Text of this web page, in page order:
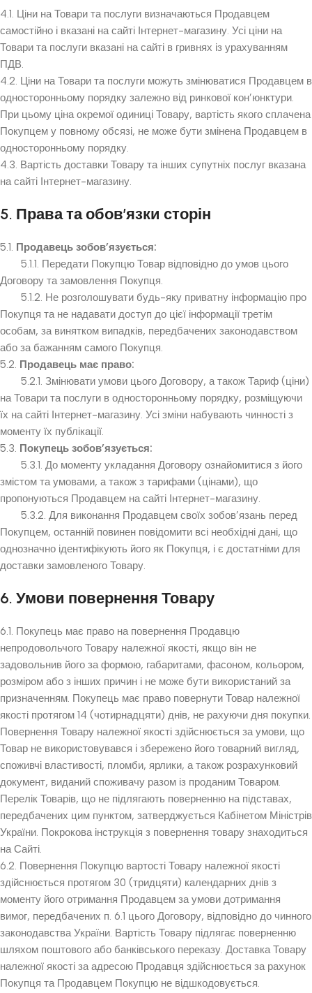
4.1. Ціни на Товари та послуги визначаються Продавцем
самостійно і вказані на сайті Інтернет-магазину. Усі ціни на
Товари та послуги вказані на сайті в гривнях із урахуванням
ПДВ.
4.2. Ціни на Товари та послуги можуть змінюватися Продавцем в
односторонньому порядку залежно від ринкової кон’юнктури.
При цьому ціна окремої одиниці Товару, вартість якого сплачена
Покупцем у повному обсязі, не може бути змінена Продавцем в
односторонньому порядку.
4.3. Вартість доставки Товару та інших супутніх послуг вказана
на сайті Інтернет-магазину.
5. Права та обов’язки сторін
5.1. Продавець зобов’язується:
5.1.1. Передати Покупцю Товар відповідно до умов цього
Договору та замовлення Покупця.
5.1.2. Не розголошувати будь-яку приватну інформацію про
Покупця та не надавати доступ до цієї інформації третім
особам, за винятком випадків, передбачених законодавством
або за бажанням самого Покупця.
5.2. Продавець має право:
5.2.1. Змінювати умови цього Договору, а також Тариф (ціни)
на Товари та послуги в односторонньому порядку, розміщуючи
їх на сайті Інтернет-магазину. Усі зміни набувають чинності з
моменту їх публікації.
5.3. Покупець зобов’язується:
5.3.1. До моменту укладання Договору ознайомитися з його
змістом та умовами, а також з тарифами (цінами), що
пропонуються Продавцем на сайті Інтернет-магазину.
5.3.2. Для виконання Продавцем своїх зобов’язань перед
Покупцем, останній повинен повідомити всі необхідні дані, що
однозначно ідентифікують його як Покупця, і є достатніми для
доставки замовленого Товару.
6. Умови повернення Товару
6.1. Покупець має право на повернення Продавцю
непродовольчого Товару належної якості, якщо він не
задовольнив його за формою, габаритами, фасоном, кольором,
розміром або з інших причин і не може бути використаний за
призначенням. Покупець має право повернути Товар належної
якості протягом 14 (чотирнадцяти) днів, не рахуючи дня покупки.
Повернення Товару належної якості здійснюється за умови, що
Товар не використовувався і збережено його товарний вигляд,
споживчі властивості, пломби, ярлики, а також розрахунковий
документ, виданий споживачу разом із проданим Товаром.
Перелік Товарів, що не підлягають поверненню на підставах,
передбачених цим пунктом, затверджується Кабінетом Міністрів
України. Покрокова інструкція з повернення товару знаходиться
на Сайті.
6.2. Повернення Покупцю вартості Товару належної якості
здійснюється протягом 30 (тридцяти) календарних днів з
моменту його отримання Продавцем за умови дотримання
вимог, передбачених п. 6.1 цього Договору, відповідно до чинного
законодавства України. Вартість Товару підлягає поверненню
шляхом поштового або банківського переказу. Доставка Товару
належної якості за адресою Продавця здійснюється за рахунок
Покупця та Продавцем Покупцю не відшкодовується.